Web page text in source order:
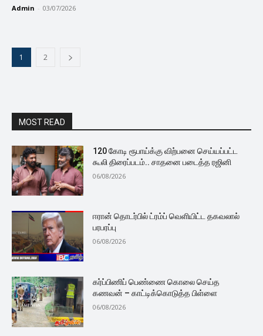
Admin - 03/07/2026
1 2
MOST READ
120 கோடி ரூபாய்க்கு விற்பனை செய்யப்பட்ட
கூலி திரைப்படம்.. சாதனை படைத்த ரஜினி
06/08/2026
ஈரான் தொடர்பில் ட்ரம்ப் வெளியிட்ட தகவலால்
பரபரப்பு
06/08/2026
கர்ப்பிணிப் பெண்ணை கொலை செய்த
கணவன் – காட்டிக்கொடுத்த பிள்ளை
06/08/2026